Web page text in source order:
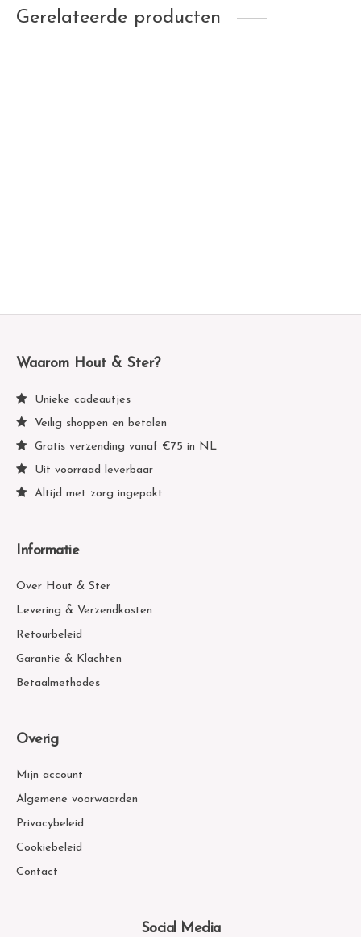
Gerelateerde producten
Waarom Hout & Ster?
Unieke cadeautjes
Veilig shoppen en betalen
Gratis verzending vanaf €75 in NL
Uit voorraad leverbaar
Altijd met zorg ingepakt
Informatie
Over Hout & Ster
Levering & Verzendkosten
Retourbeleid
Garantie & Klachten
Betaalmethodes
Overig
Mijn account
Algemene voorwaarden
Privacybeleid
Cookiebeleid
Contact
Social Media